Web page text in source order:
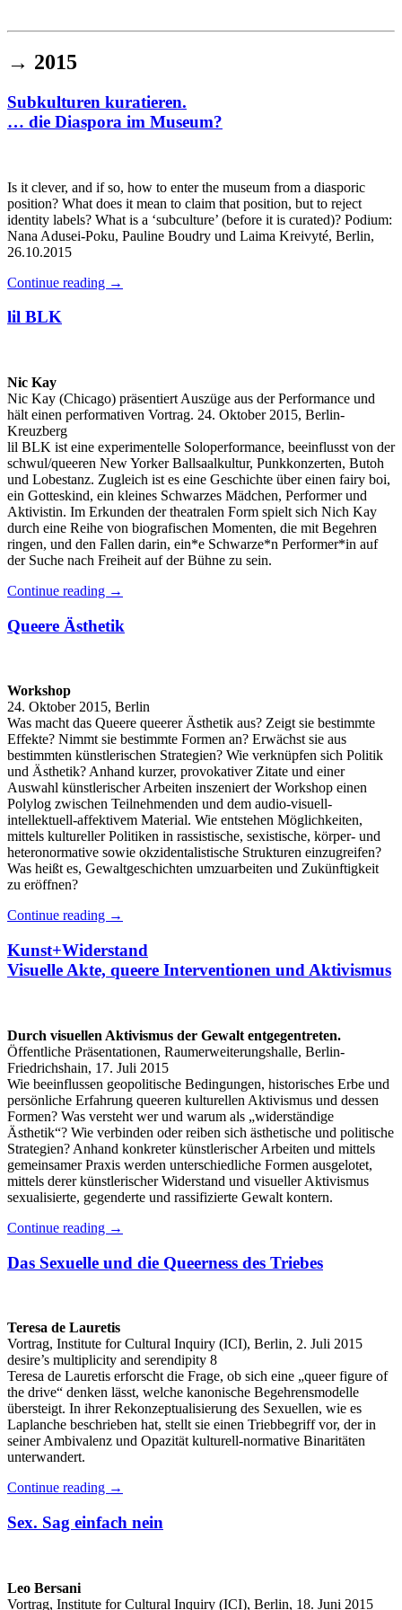
queer-institut
Institut für queer theory
→ 2015
Subkulturen kuratieren.
… die Diaspora im Museum?
Is it clever, and if so, how to enter the museum from a diasporic
position? What does it mean to claim that position, but to reject
identity labels? What is a ‘subculture’ (before it is curated)? Podium:
Nana Adusei-Poku, Pauline Boudry und Laima Kreivyté, Berlin,
26.10.2015
Continue reading →
lil BLK
Nic Kay
Nic Kay (Chicago) präsentiert Auszüge aus der Performance und
hält einen performativen Vortrag. 24. Oktober 2015, Berlin-
Kreuzberg
lil BLK ist eine experimentelle Soloperformance, beeinflusst von der
schwul/queeren New Yorker Ballsaalkultur, Punkkonzerten, Butoh
und Lobestanz. Zugleich ist es eine Geschichte über einen fairy boi,
ein Gotteskind, ein kleines Schwarzes Mädchen, Performer und
Aktivistin. Im Erkunden der theatralen Form spielt sich Nich Kay
durch eine Reihe von biografischen Momenten, die mit Begehren
ringen, und den Fallen darin, ein*e Schwarze*n Performer*in auf
der Suche nach Freiheit auf der Bühne zu sein.
Continue reading →
Queere Ästhetik
Workshop
24. Oktober 2015, Berlin
Was macht das Queere queerer Ästhetik aus? Zeigt sie bestimmte
Effekte? Nimmt sie bestimmte Formen an? Erwächst sie aus
bestimmten künstlerischen Strategien? Wie verknüpfen sich Politik
und Ästhetik? Anhand kurzer, provokativer Zitate und einer
Auswahl künstlerischer Arbeiten inszeniert der Workshop einen
Polylog zwischen Teilnehmenden und dem audio-visuell-
intellektuell-affektivem Material. Wie entstehen Möglichkeiten,
mittels kultureller Politiken in rassistische, sexistische, körper- und
heteronormative sowie okzidentalistische Strukturen einzugreifen?
Was heißt es, Gewaltgeschichten umzuarbeiten und Zukünftigkeit
zu eröffnen?
Continue reading →
Kunst+Widerstand
Visuelle Akte, queere Interventionen und Aktivismus
Durch visuellen Aktivismus der Gewalt entgegentreten.
Öffentliche Präsentationen, Raumerweiterungshalle, Berlin-
Friedrichshain, 17. Juli 2015
Wie beeinflussen geopolitische Bedingungen, historisches Erbe und
persönliche Erfahrung queeren kulturellen Aktivismus und dessen
Formen? Was versteht wer und warum als „widerständige
Ästhetik“? Wie verbinden oder reiben sich ästhetische und politische
Strategien? Anhand konkreter künstlerischer Arbeiten und mittels
gemeinsamer Praxis werden unterschiedliche Formen ausgelotet,
mittels derer künstlerischer Widerstand und visueller Aktivismus
sexualisierte, gegenderte und rassifizierte Gewalt kontern.
Continue reading →
Das Sexuelle und die Queerness des Triebes
Teresa de Lauretis
Vortrag, Institute for Cultural Inquiry (ICI), Berlin, 2. Juli 2015
desire’s multiplicity and serendipity 8
Teresa de Lauretis erforscht die Frage, ob sich eine „queer figure of
the drive“ denken lässt, welche kanonische Begehrensmodelle
übersteigt. In ihrer Rekonzeptualisierung des Sexuellen, wie es
Laplanche beschrieben hat, stellt sie einen Triebbegriff vor, der in
seiner Ambivalenz und Opazität kulturell-normative Binaritäten
unterwandert.
Continue reading →
Sex. Sag einfach nein
Leo Bersani
Vortrag, Institute for Cultural Inquiry (ICI), Berlin, 18. Juni 2015